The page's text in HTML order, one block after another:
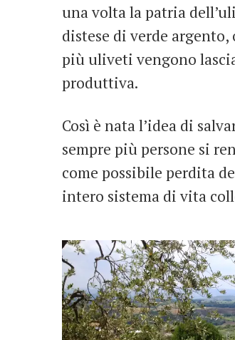
una volta la patria
distese di verde
più uliveti vengono
produttiva.
Così è nata l’idea di
sempre più persone si
come possibile perdita
intero sistema di vita